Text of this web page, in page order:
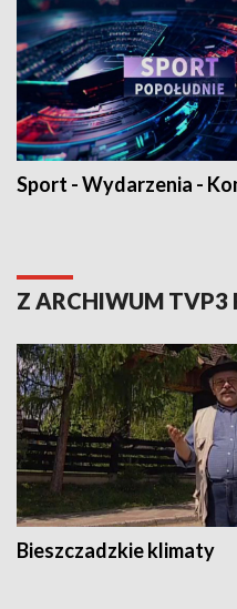
Sport - Wydarzenia -
Z ARCHIWUM TVP3
Bieszczadzkie klimaty